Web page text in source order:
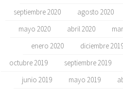
septiembre 2020
agosto 2020
mayo 2020
abril 2020
enero 2020
diciembre
octubre 2019
septiembre 2019
junio 2019
mayo 2019